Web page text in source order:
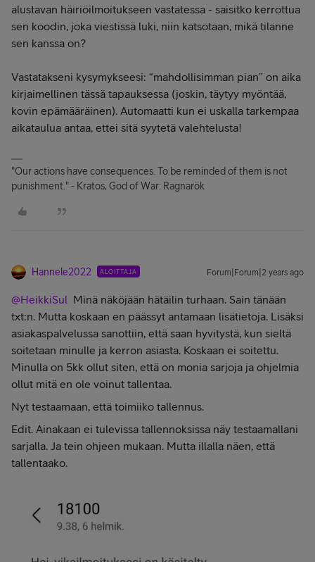
alustavan häiriöilmoitukseen vastatessa - saisitko kerrottua
sen koodin, joka viestissä luki, niin katsotaan, mikä tilanne
sen kanssa on?
Vastatakseni kysymykseesi: “mahdollisimman pian” on aika
kirjaimellinen tässä tapauksessa (joskin, täytyy myöntää,
kovin epämääräinen). Automaatti kun ei uskalla tarkempaa
aikataulua antaa, ettei sitä syytetä valehtelusta!
"Our actions have consequences. To be reminded of them is not
punishment." - Kratos, God of War: Ragnarök
Hannele2022 ALOITTAJA Forum|Forum|2 years ago
@HeikkiSul Minä näköjään hätäilin turhaan. Sain tänään
txt:n. Mutta koskaan en päässyt antamaan lisätietoja. Lisäksi
asiakaspalvelussa sanottiin, että saan hyvitystä, kun sieltä
soitetaan minulle ja kerron asiasta. Koskaan ei soitettu.
Minulla on 5kk ollut siten, että on monia sarjoja ja ohjelmia
ollut mitä en ole voinut tallentaa.
Nyt testaamaan, että toimiiko tallennus.
Edit. Ainakaan ei tulevissa tallennoksissa näy testaamallani
sarjalla. Ja tein ohjeen mukaan. Mutta illalla näen, että
tallentaako.